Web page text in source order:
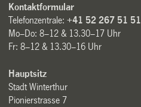
Kontaktformular
Telefonzentrale:+41 52 267 51 51
Mo–Do: 8–12 & 13.30–17 Uhr
Fr: 8–12 & 13.30–16 Uhr
Hauptsitz
Stadt Winterthur
Pionierstrasse 7